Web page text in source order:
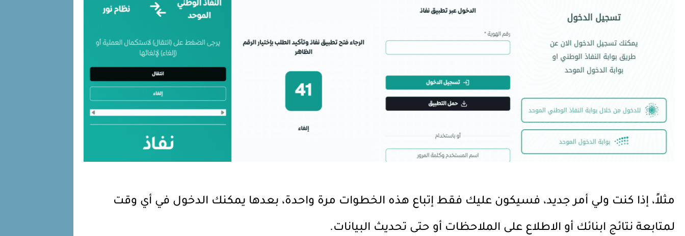
مثلاً، إذا كنت ولي أمر جديد، فسيكون عليك فقط إتباع هذه الخطوات مرة واحدة، بعدها يمكنك الدخول في أي وقت
لمتابعة نتائج ابنائك أو الاطلاع على الملاحظات أو حتى تحديث البيانات.